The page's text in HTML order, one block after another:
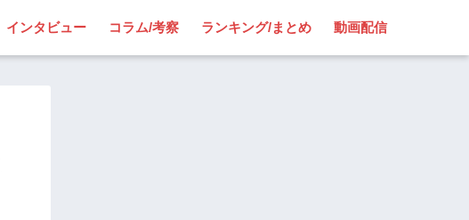
インタビュー コラム/考察 ランキング/まとめ 動画配信